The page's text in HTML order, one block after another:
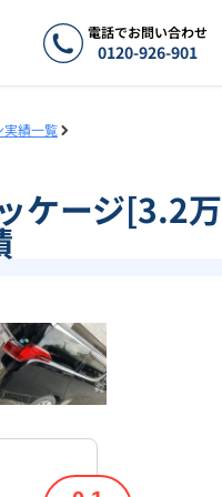
電話でお問い合わせ
0120-926-901
実績一覧
ケージ[3.2万
1/18